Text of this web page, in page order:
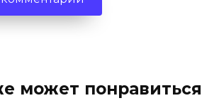
может понравиться